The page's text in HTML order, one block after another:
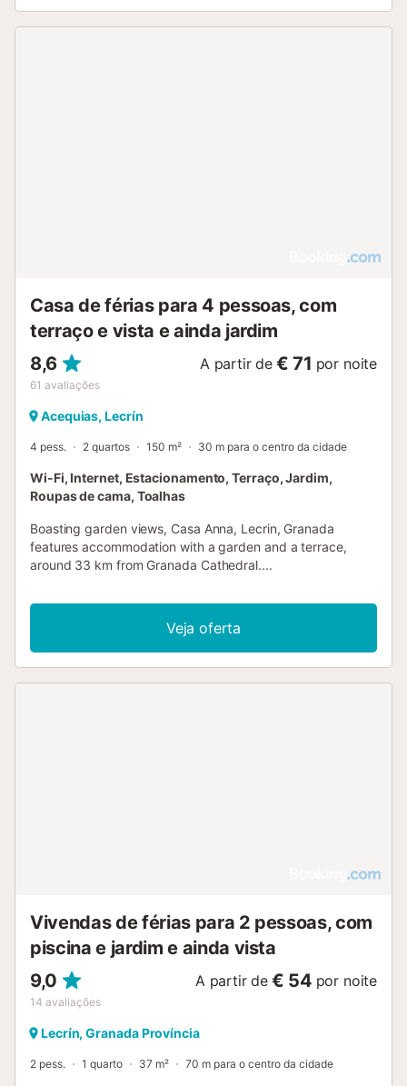
Casa de férias para 4 pessoas, com
terraço e vista e ainda jardim
8,6
61 avaliações
A partir de € 71 por noite
Acequias, Lecrín
4 pess. 2 quartos 150 m² 30 m para o centro da cidade
Wi-Fi, Internet, Estacionamento, Terraço, Jardim,
Roupas de cama, Toalhas
Boasting garden views, Casa Anna, Lecrin, Granada
features accommodation with a garden and a terrace,
around 33 km from Granada Cathedral....
Veja oferta
Vivendas de férias para 2 pessoas, com
piscina e jardim e ainda vista
9,0
14 avaliações
A partir de € 54 por noite
Lecrín, Granada Província
2 pess. 1 quarto 37 m² 70 m para o centro da cidade